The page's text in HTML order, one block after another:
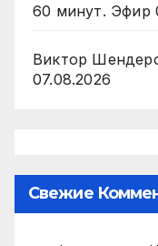
60 минут. Эфир
Виктор
07.08.2026
Свежие